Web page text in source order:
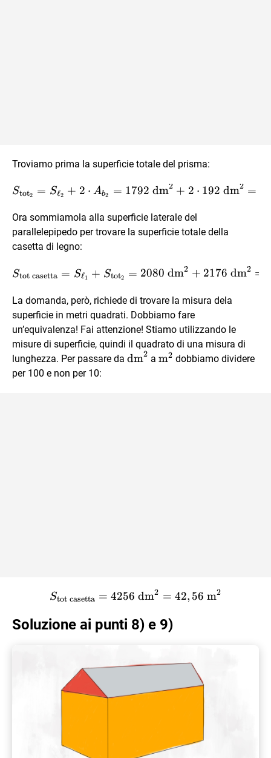
Troviamo prima la superficie totale del prisma:
S_{\text{tot}_2} =
Stot2 = Sℓ2 + 2 ⋅ Ab2 = 1792 dm2 + 2 ⋅ 192 dm2 =
Ora sommiamola alla superficie laterale del
parallelepipedo per trovare la superficie totale della
casetta di legno:
S_{\text{tot casetta}} =
Stot casetta = Sℓ1 + Stot2 = 2080 dm2 + 2176 dm2 =
La domanda, però, richiede di trovare la misura dela
superficie in metri quadrati. Dobbiamo fare
un’equivalenza! Fai attenzione! Stiamo utilizzando le
misure di superficie, quindi il quadrato di una misura di
lunghezza. Per passare da \text{dm}^2
dm2 a \text{m}^2
m2 dobbiamo dividere
per 100 e non per 10:
S_{\text{tot casetta}} =
Stot casetta = 4256 dm2 = 42, 56 m2
Soluzione ai punti 8) e 9)